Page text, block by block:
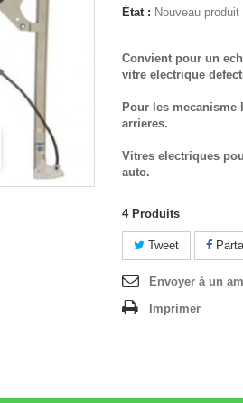
État : Nouveau produit
Convient pour un
vitre electrique
Pour les mecanisme
arrieres.
Vitres electriques
auto.
4 Produits
Tweet
Envoyer à un
Imprimer